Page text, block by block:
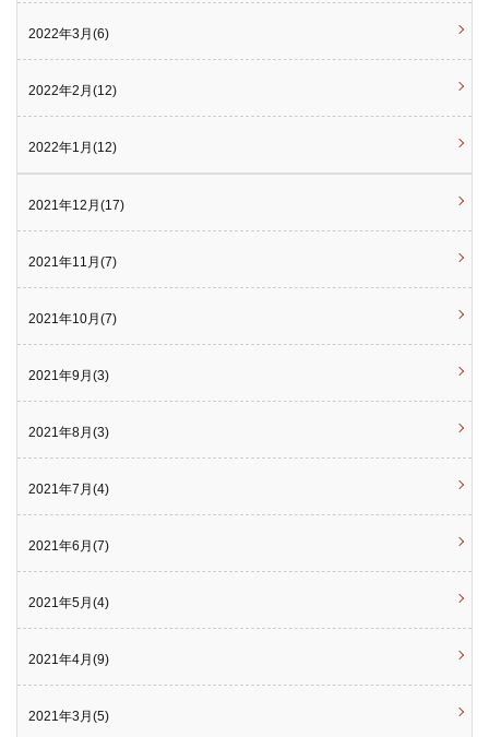
2022年3月(6)
2022年2月(12)
2022年1月(12)
2021年12月(17)
2021年11月(7)
2021年10月(7)
2021年9月(3)
2021年8月(3)
2021年7月(4)
2021年6月(7)
2021年5月(4)
2021年4月(9)
2021年3月(5)